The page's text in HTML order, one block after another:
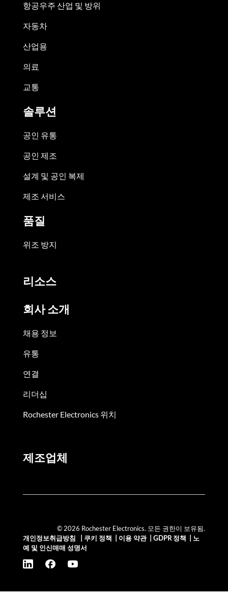
항공우주 산업 및 방위
자동차
산업용
의료
교통
솔루션
공인 유통
공인 제조
설계 및 공인 복제
제조 서비스
품질
위조 방지
리소스
회사 소개
채용 정보
유통
연결
리더십
Rochester Electronics 위치
제조업체
© 2026 Rochester Electronics. 모든 권한이 보유됨.
개인정보취급방침
쿠키 정책 이용 약관| GDPR 정책
노
예 및 인신매매 성명서